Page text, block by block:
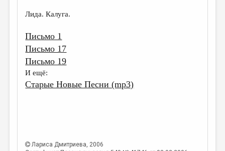
МЕДИА
ВКОНТАКТЕ
Лида. Калуга.
Письмо 1
Письмо 17
Письмо 19
И ещё:
Старые Новые Песни (mp3)
Лариса Дмитриева, 2006